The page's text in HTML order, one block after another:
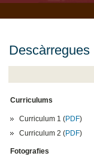
Descàrregues
Curriculums
Curriculum 1 (PDF)
Curriculum 2 (PDF)
Fotografies